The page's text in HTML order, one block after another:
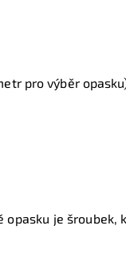
pro výběr
je